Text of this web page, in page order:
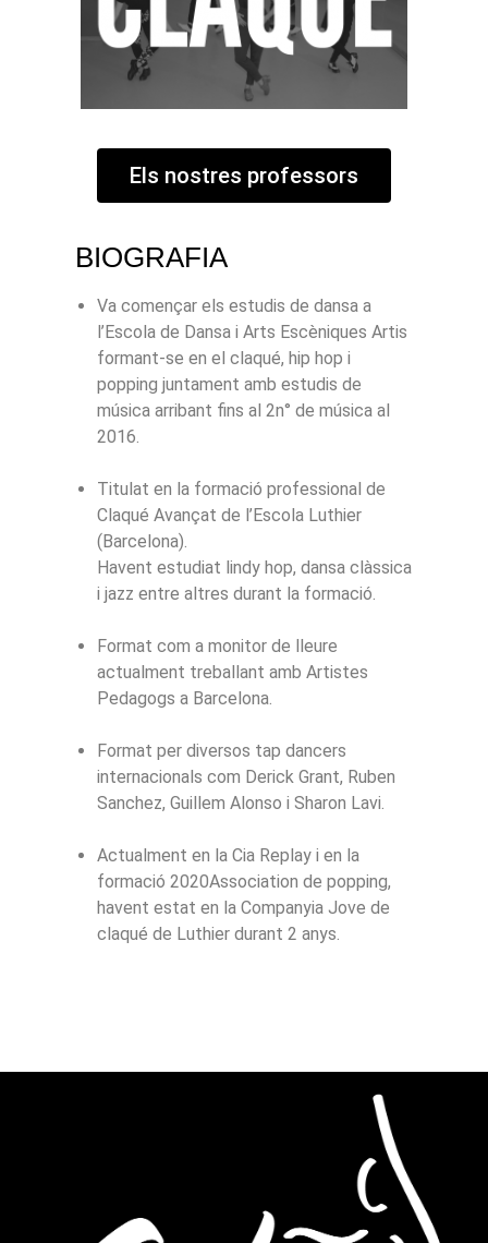
Els nostres professors
BIOGRAFIA
Va començar els estudis de dansa a
l’Escola de Dansa i Arts Escèniques Artis
formant-se en el claqué, hip hop i
popping juntament amb estudis de
música arribant fins al 2n° de música al
2016.
Titulat en la formació professional de
Claqué Avançat de l’Escola Luthier
(Barcelona).
Havent estudiat lindy hop, dansa clàssica
i jazz entre altres durant la formació.
Format com a monitor de lleure
actualment treballant amb Artistes
Pedagogs a Barcelona.
Format per diversos tap dancers
internacionals com Derick Grant, Ruben
Sanchez, Guillem Alonso i Sharon Lavi.
Actualment en la Cia Replay i en la
formació 2020Association de popping,
havent estat en la Companyia Jove de
claqué de Luthier durant 2 anys.